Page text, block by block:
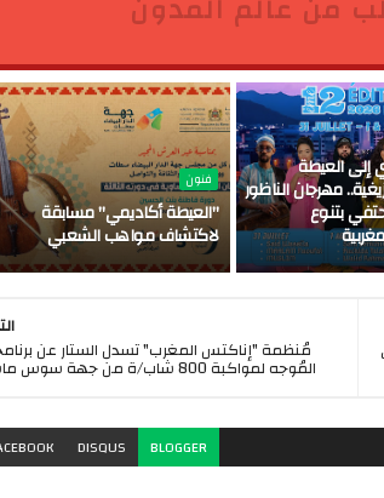
من عالم المدون
إلى العيطة
مهرجان الناظور
بتنوع
فنون
"العيطة أكاديمي" مسابقة
لاكتشاف مواهب الشعبي
مُنظمة "إناكتس المغرب" تسدل الستار عن
المُوجه لمواكبة 800 شاب/ة من جهة سوس ماسة
BLOGGER
DISQUS